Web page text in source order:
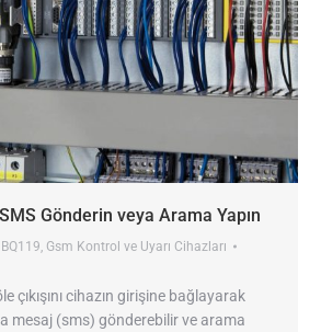
Gönderin veya Arama Yapın
BQ119, Gsm Kontrol ve Uyarı Cihazları
çıkışını cihazın girişine bağlayarak
mesaj (sms) gönderebilir ve arama